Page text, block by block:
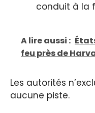
conduit à la
A lire aussi :
feu près de
Les autorités
aucune piste.